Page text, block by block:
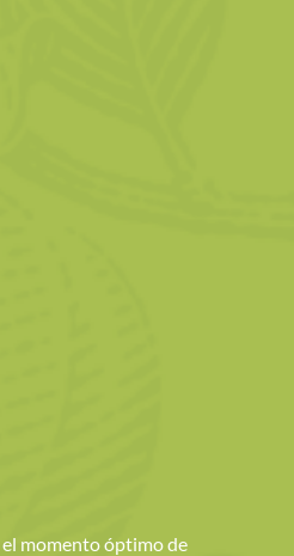
el momento óptimo de